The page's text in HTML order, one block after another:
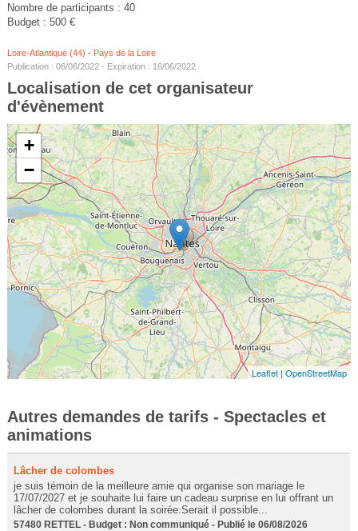
Nombre de participants : 40
Budget : 500 €
Loire-Atlantique (44) - Pays de la Loire
Publication : 06/06/2022 - Expiration : 16/06/2022
Localisation de cet organisateur
d'évènement
+
−
Leaflet |OpenStreetMap
Autres demandes de tarifs - Spectacles et
animations
Lâcher de colombes
je suis témoin de la meilleure amie qui organise son mariage le
17/07/2027 et je souhaite lui faire un cadeau surprise en lui offrant un
lâcher de colombes durant la soirée.Serait il possible...
57480 RETTEL - Budget : Non communiqué - Publié le 06/08/2026